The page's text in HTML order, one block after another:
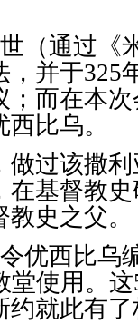
（通过《
并于325
而在本
比乌。
过该撒
在基督教
史之父。
优西比乌
堂使用。
约就此有